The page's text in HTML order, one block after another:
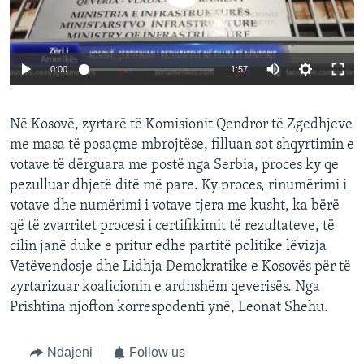
INTERVISTA
DITARI
0:00 1:57
Në Kosovë, zyrtarë të Komisionit Qendror të Zgedhjeve
me masa të posaçme mbrojtëse, filluan sot shqyrtimin e
votave të dërguara me postë nga Serbia, proces ky qe
pezulluar dhjetë ditë më pare. Ky proces, rinumërimi i
votave dhe numërimi i votave tjera me kusht, ka bërë
që të zvarritet procesi i certifikimit të rezultateve, të
cilin janë duke e pritur edhe partitë politike lëvizja
Vetëvendosje dhe Lidhja Demokratike e Kosovës për të
zyrtarizuar koalicionin e ardhshëm qeverisës. Nga
Prishtina njofton korrespodenti ynë, Leonat Shehu.
Ndajeni Follow us